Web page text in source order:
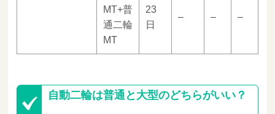
MT+普
通二輪
MT
23
日
– – –
自動二輪は普通と大型のどちらがいい？